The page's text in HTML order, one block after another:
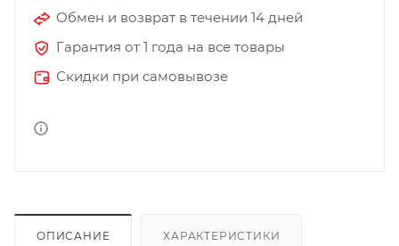
Обмен и возврат в течении 14 дней
Гарантия от 1 года на все товары
Скидки при самовывозе
ОПИСАНИЕ ХАРАКТЕРИСТИКИ